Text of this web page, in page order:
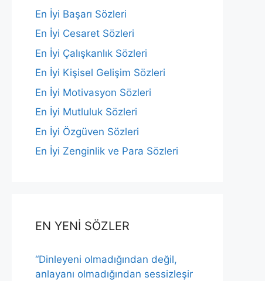
En İyi Başarı Sözleri
En İyi Cesaret Sözleri
En İyi Çalışkanlık Sözleri
En İyi Kişisel Gelişim Sözleri
En İyi Motivasyon Sözleri
En İyi Mutluluk Sözleri
En İyi Özgüven Sözleri
En İyi Zenginlik ve Para Sözleri
EN YENİ SÖZLER
“Dinleyeni olmadığından değil,
anlayanı olmadığından sessizleşir